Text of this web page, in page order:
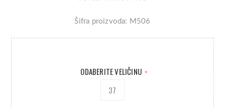
Šifra proizvoda: M506
ODABERITE VELIČINU *
37